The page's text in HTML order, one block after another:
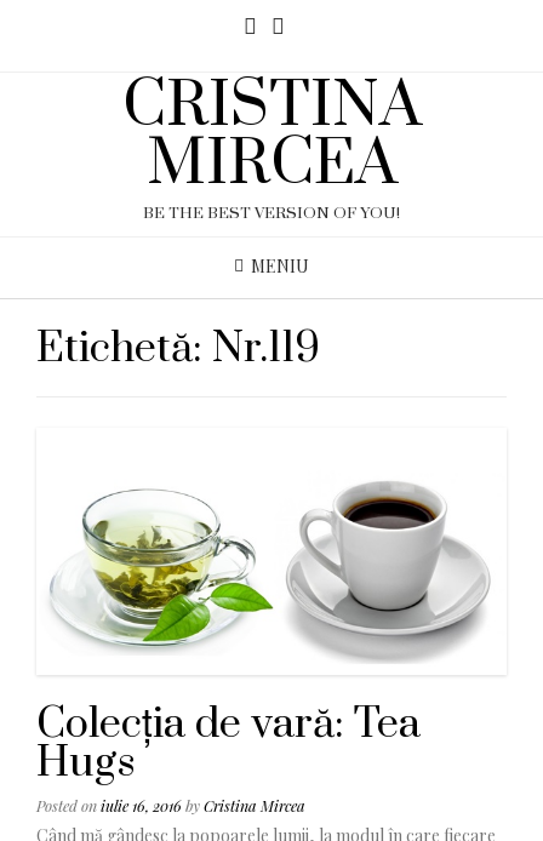
CRISTINA
MIRCEA
BE THE BEST VERSION OF YOU!
MENIU
Etichetă: Nr.119
Colecția de vară: Tea
Hugs
Posted oniulie 16, 2016byCristina Mircea
Când mă gândesc la popoarele lumii, la modul în care fiecare